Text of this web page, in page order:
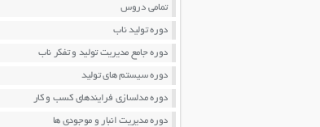
تمامی دروس
دوره تولید ناب
دوره جامع مدیریت تولید و تفکر ناب
دوره سیستم های تولید
دوره مدلسازی فرایندهای کسب و کار
دوره مدیریت انبار و موجودی ها